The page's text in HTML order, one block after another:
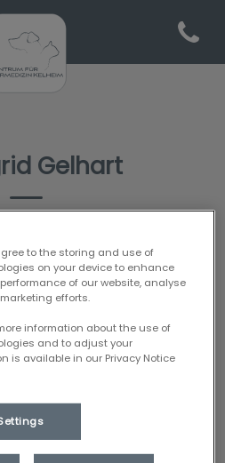
Homepage Tiermedizin
Open
Gelhart
to the storing and use of
on your device to enhance
of our website, analyse
efforts.
information about the use of
and to adjust your
is available in our Privacy Notice